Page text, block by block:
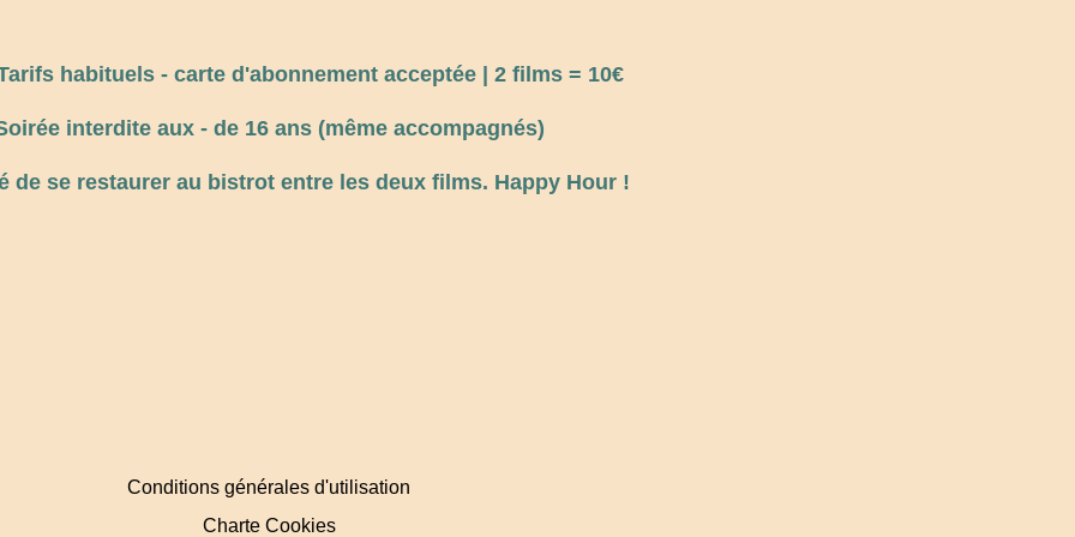
habituels - carte d'abonnement acceptée | 2 films = 10€
interdite aux - de 16 ans (même accompagnés)
de se restaurer au bistrot entre les deux films. Happy Hour !
Conditions générales d'utilisation
Charte Cookies